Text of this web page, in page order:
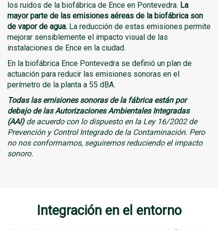
los ruidos de la biofábrica de Ence en Pontevedra. La
mayor parte de las emisiones aéreas de la biofábrica son
de vapor de agua. La reducción de estas emisiones permite
mejorar sensiblemente el impacto visual de las
instalaciones de Ence en la ciudad.
En la biofábrica Ence Pontevedra se definió un plan de
actuación para reducir las emisiones sonoras en el
perímetro de la planta a 55 dBA.
Todas las emisiones sonoras de la fábrica están por
debajo de las Autorizaciones Ambientales Integradas
(AAI) de acuerdo con lo dispuesto en la Ley 16/2002 de
Prevención y Control Integrado de la Contaminación. Pero
no nos conformamos, seguiremos reduciendo el impacto
sonoro.
Integración en el entorno